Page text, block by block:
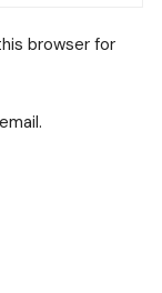
browser for